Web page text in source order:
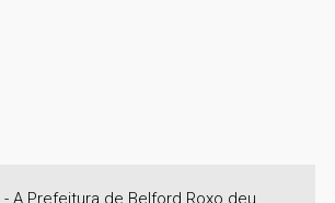
- A Prefeitura de Belford Roxo deu